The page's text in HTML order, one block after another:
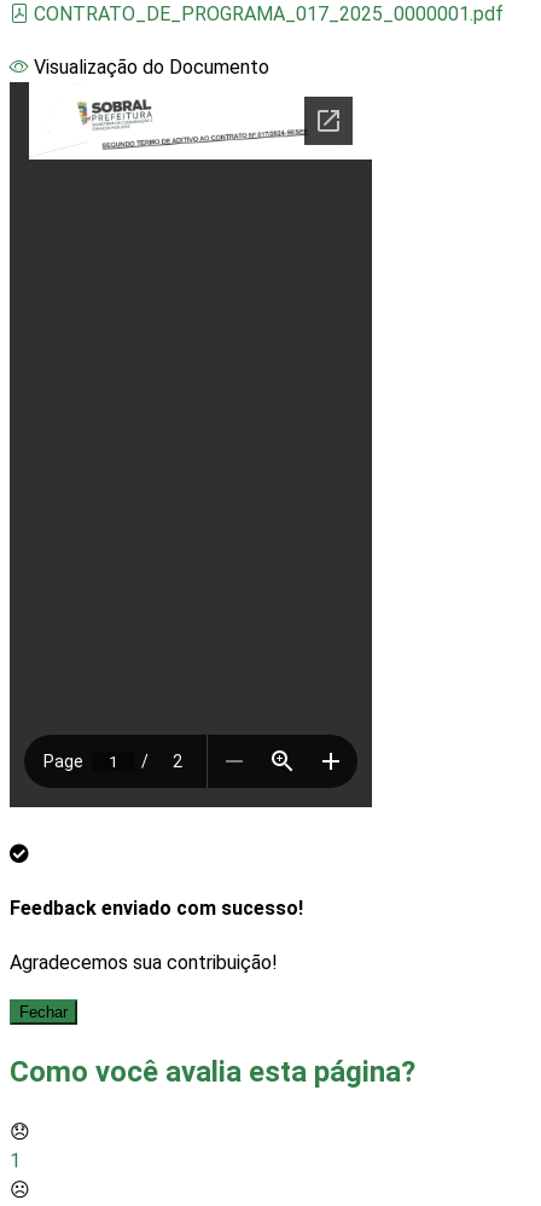
CONTRATO_DE_PROGRAMA_017_2025_0000001.pdf
Visualização do Documento
Feedback enviado com sucesso!
Agradecemos sua contribuição!
Fechar
Como você avalia esta página?
😞
1
☹️